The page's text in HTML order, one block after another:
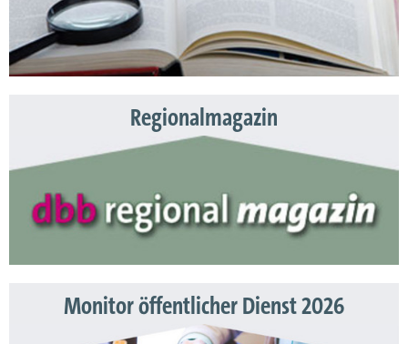
Regionalmagazin
Monitor öffentlicher Dienst 2026